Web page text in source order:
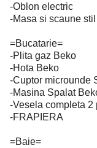
-Oblon electric
-Masa si scaune
=Bucatarie=
-Plita gaz Beko
-Hota Beko
-Cuptor microunde
-Masina Spalat
-Vesela completa 2
-FRAPIERA
=Baie=